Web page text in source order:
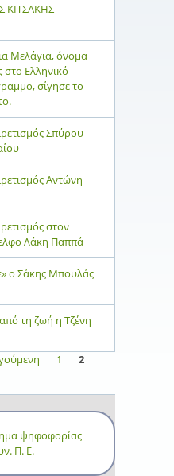
ΚΙΤΣΑΚΗΣ
Μελάγια, όνομα
στο Ελληνικό
σίγησε το
Σπύρου
Αντώνη
στον
Λάκη Παππά
ο Σάκης Μπουλάς
τη ζωή η Τζένη
1 2
ψηφοφορίας
Π. Ε.